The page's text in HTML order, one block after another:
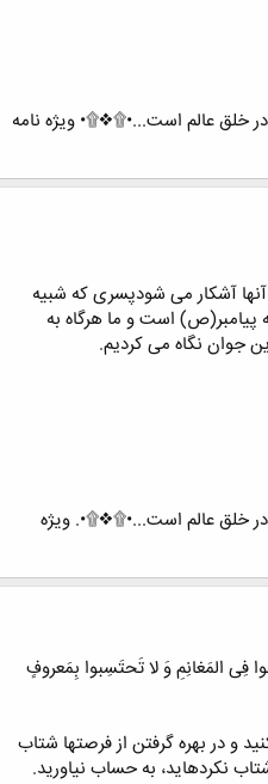
عالم است...•۩❖۩• ویژه نامه
آشکار می شودپسری که شبیه
پیامبر(ص) است و ما هرگاه به
جوان نگاه می كرديم.
خلق عالم است...•۩❖۩•. ویژه
فِى المَغانِمِ وَ لا تَحتَسِبوا بِمَعروفٍ
و در بهره گرفتن از فرصت‏ها شتاب
نکرده‏اید، به حساب نیاورید.